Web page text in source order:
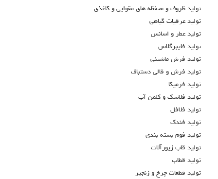
توليد ظروف و محفظه هاي مقوايي و کاغذي
توليد عرقيات گياهي
توليد عطر و اسانس
توليد فايبرگلاس
توليد فرش ماشيني
توليد فرش و قالي دستباف
توليد فرميكا
توليد فلاسك و كلمن آب
توليد فلافل
توليد فندك
توليد فوم بسته بندي
توليد قاب زيورآلات
توليد قطاب
توليد قطعات چرخ و زنجير